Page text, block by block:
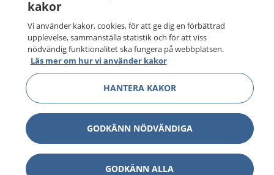
kakor
Vi använder kakor, cookies, för att ge dig en förbättrad
upplevelse, sammanställa statistik och för att viss
nödvändig funktionalitet ska fungera på webbplatsen.
Läs mer om hur vi använder kakor
HANTERA KAKOR
GODKÄNN NÖDVÄNDIGA
GODKÄNN ALLA